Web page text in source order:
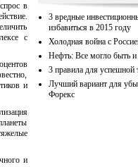
в
с
и
и
3 вредные
избавиться в 2015 году
Холодная война с
Нефть: Все могло быть и
3 правила для
Лучший вариант для
Форекс